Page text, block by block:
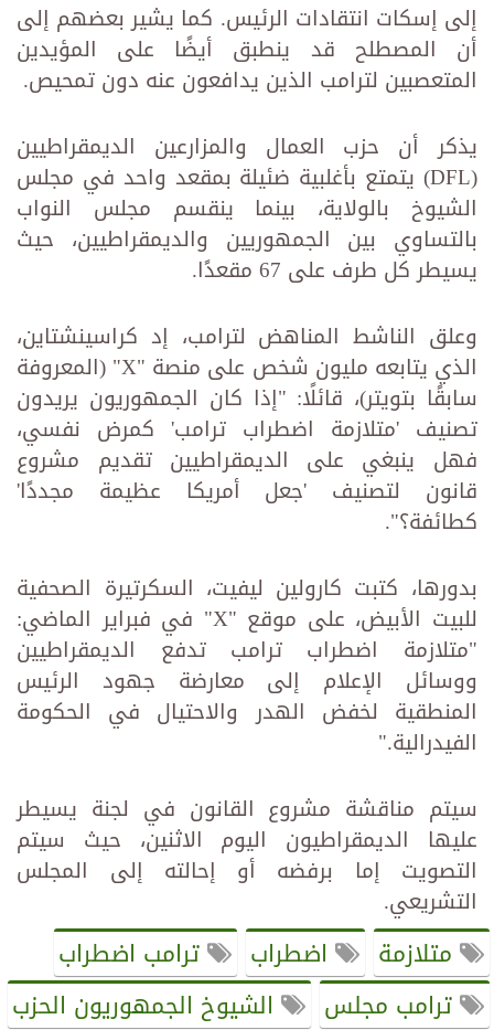
إلى إسكات انتقادات الرئيس. كما يشير بعضهم إلى
أن المصطلح قد ينطبق أيضًا على المؤيدين
المتعصبين لترامب الذين يدافعون عنه دون تمحيص.
يذكر أن حزب العمال والمزارعين الديمقراطيين
(DFL) يتمتع بأغلبية ضئيلة بمقعد واحد في مجلس
الشيوخ بالولاية، بينما ينقسم مجلس النواب
بالتساوي بين الجمهوريين والديمقراطيين، حيث
يسيطر كل طرف على 67 مقعدًا.
وعلق الناشط المناهض لترامب، إد كراسينشتاين،
الذي يتابعه مليون شخص على منصة "X" (المعروفة
سابقًا بتويتر)، قائلًا: "إذا كان الجمهوريون يريدون
تصنيف 'متلازمة اضطراب ترامب' كمرض نفسي،
فهل ينبغي على الديمقراطيين تقديم مشروع
قانون لتصنيف 'جعل أمريكا عظيمة مجددًا'
كطائفة؟".
بدورها، كتبت كارولين ليفيت، السكرتيرة الصحفية
للبيت الأبيض، على موقع "X" في فبراير الماضي:
"متلازمة اضطراب ترامب تدفع الديمقراطيين
ووسائل الإعلام إلى معارضة جهود الرئيس
المنطقية لخفض الهدر والاحتيال في الحكومة
الفيدرالية."
سيتم مناقشة مشروع القانون في لجنة يسيطر
عليها الديمقراطيون اليوم الاثنين، حيث سيتم
التصويت إما برفضه أو إحالته إلى المجلس
التشريعي.
متلازمة اضطراب
ترامب اضطراب
ترامب مجلس
الشيوخ الجمهوريون الحزب